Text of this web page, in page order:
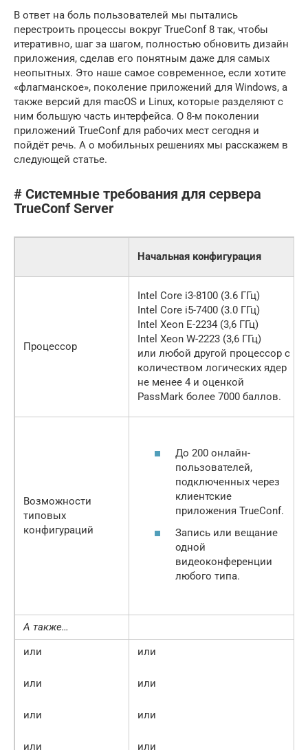
В ответ на боль пользователей мы пытались
перестроить процессы вокруг TrueConf 8 так, чтобы
итеративно, шаг за шагом, полностью обновить дизайн
приложения, сделав его понятным даже для самых
неопытных. Это наше самое современное, если хотите
«флагманское», поколение приложений для Windows, а
также версий для macOS и Linux, которые разделяют с
ним большую часть интерфейса. О 8-м поколении
приложений TrueConf для рабочих мест сегодня и
пойдёт речь. А о мобильных решениях мы расскажем в
следующей статье.
# Системные требования для сервера
TrueConf Server
Начальная конфигурация
Процессор
Intel Core i3-8100 (3.6 ГГц)
Intel Core i5-7400 (3.0 ГГц)
Intel Xeon E-2234 (3,6 ГГц)
Intel Xeon W-2223 (3,6 ГГц)
или любой другой процессор с
количеством логических ядер
не менее 4 и оценкой
PassMark более 7000 баллов.
Возможности
типовых
конфигураций
До 200 онлайн-
пользователей,
подключенных через
клиентские
приложения TrueConf.
Запись или вещание
одной
видеоконференции
любого типа.
А также…
или
или
или
или
или
или
или
или